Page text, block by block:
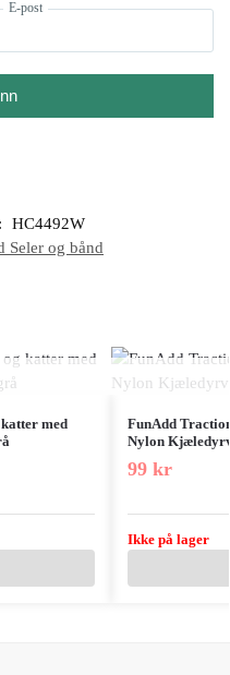
E-post
HC4492W
Seler og bånd
med
FunAdd
Nylon
99 kr
Ikke på lager